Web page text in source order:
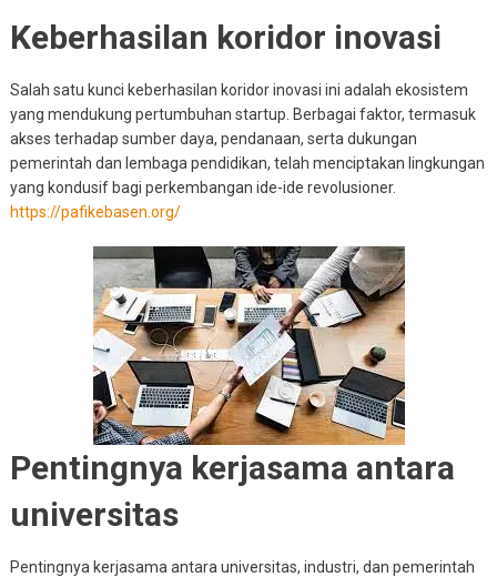
Keberhasilan koridor inovasi
Salah satu kunci keberhasilan koridor inovasi ini adalah ekosistem
yang mendukung pertumbuhan startup. Berbagai faktor, termasuk
akses terhadap sumber daya, pendanaan, serta dukungan
pemerintah dan lembaga pendidikan, telah menciptakan lingkungan
yang kondusif bagi perkembangan ide-ide revolusioner.
https://pafikebasen.org/
Pentingnya kerjasama antara
universitas
Pentingnya kerjasama antara universitas, industri, dan pemerintah